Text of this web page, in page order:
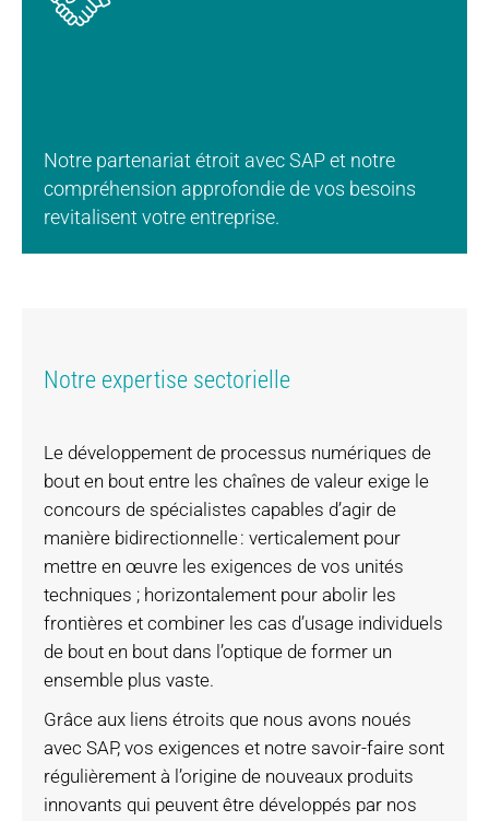
Notre partenariat étroit avec SAP et notre
compréhension approfondie de vos besoins
revitalisent votre entreprise.
Notre expertise sectorielle
Le développement de processus numériques de
bout en bout entre les chaînes de valeur exige le
concours de spécialistes capables d’agir de
manière bidirectionnelle : verticalement pour
mettre en œuvre les exigences de vos unités
techniques ; horizontalement pour abolir les
frontières et combiner les cas d’usage individuels
de bout en bout dans l’optique de former un
ensemble plus vaste.
Grâce aux liens étroits que nous avons noués
avec SAP, vos exigences et notre savoir-faire sont
régulièrement à l’origine de nouveaux produits
innovants qui peuvent être développés par nos